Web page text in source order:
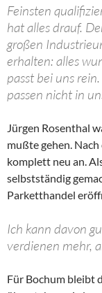
Feinsten
hat alles drauf.
großen
erhalten: alles
passt bei uns
passen nicht in
Jürgen Rosenthal
mußte gehen.
komplett neu an.
selbstständig
Parketthandel
Ich kann davon
verdienen mehr,
Für Bochum bleibt